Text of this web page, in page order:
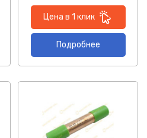
Цена в 1 клик
Подробнее